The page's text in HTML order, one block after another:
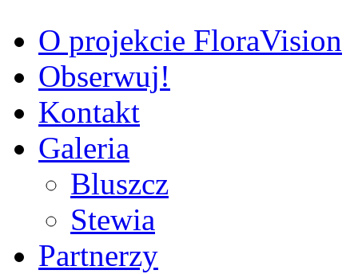
O projekcie FloraVision
Obserwuj!
Kontakt
Galeria
Bluszcz
Stewia
Partnerzy